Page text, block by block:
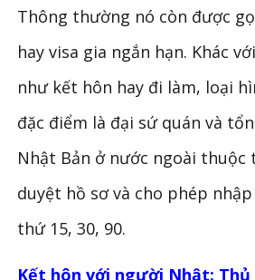
Thông thường nó còn được
hay visa gia ngắn hạn. Khác
như kết hôn hay đi làm, loại
đặc điểm là đại sứ quán và
Nhật Bản ở nước ngoài thuộc
duyệt hồ sơ và cho phép
thứ 15, 30, 90.
Kết hôn với người Nhật: